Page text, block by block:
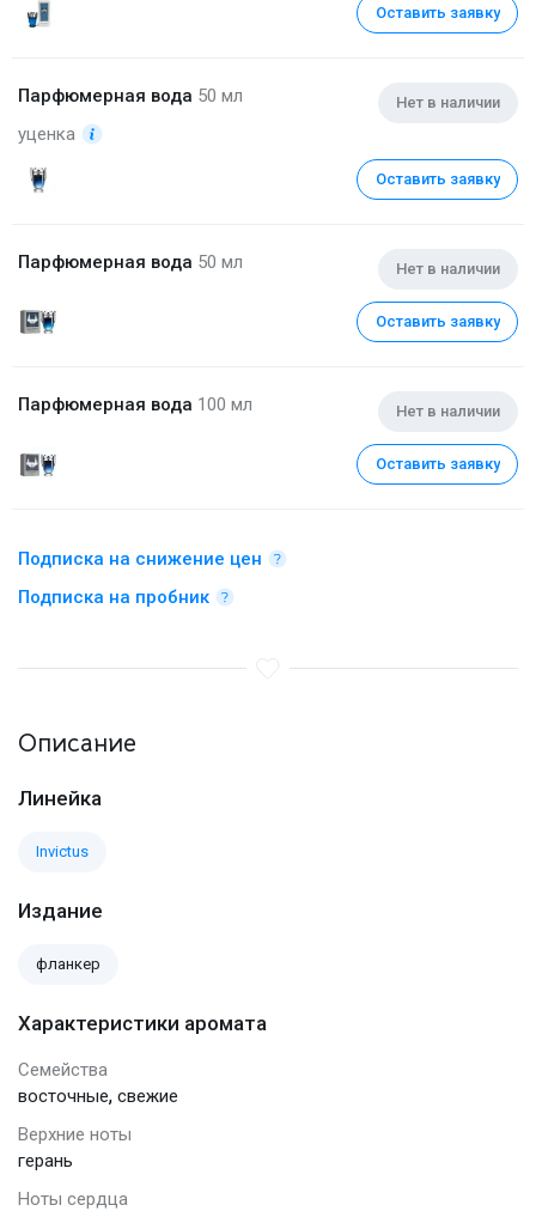
Оставить заявку
Парфюмерная вода 50 мл
уценка
Нет в наличии
Оставить заявку
Парфюмерная вода 50 мл Нет в наличии
Оставить заявку
Парфюмерная вода 100 мл Нет в наличии
Оставить заявку
Подписка на снижение цен
Подписка на пробник
Описание
Линейка
Invictus
Издание
фланкер
Характеристики аромата
Семейства
восточные, свежие
Верхние ноты
герань
Ноты сердца